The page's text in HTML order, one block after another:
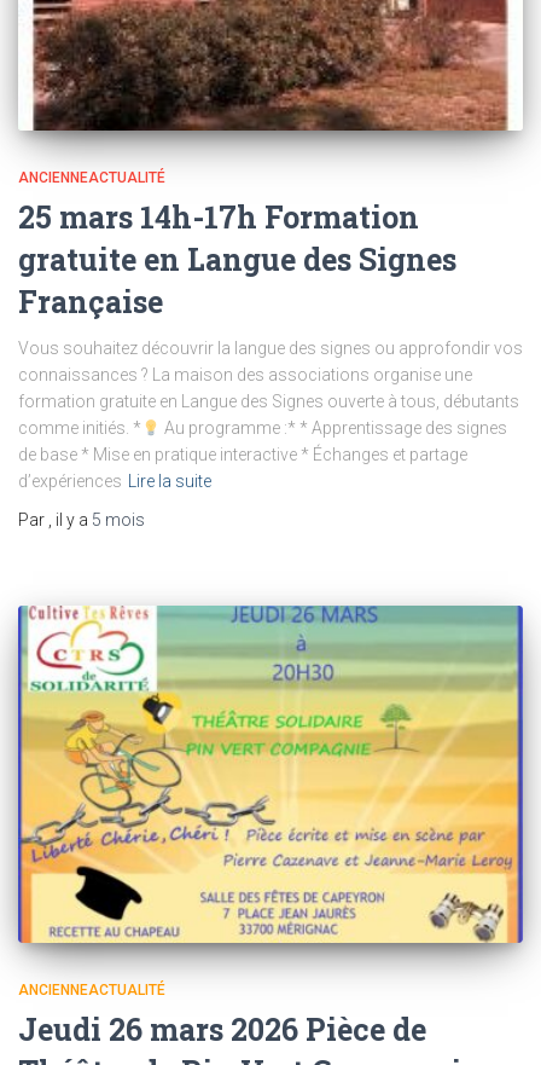
ANCIENNEACTUALITÉ
25 mars 14h-17h Formation
gratuite en Langue des Signes
Française
Vous souhaitez découvrir la langue des signes ou approfondir vos
connaissances ? La maison des associations organise une
formation gratuite en Langue des Signes ouverte à tous, débutants
comme initiés. *
Au programme :* * Apprentissage des signes
de base * Mise en pratique interactive * Échanges et partage
d’expériences Lire la suite
Par , il y a 5 mois
ANCIENNEACTUALITÉ
Jeudi 26 mars 2026 Pièce de